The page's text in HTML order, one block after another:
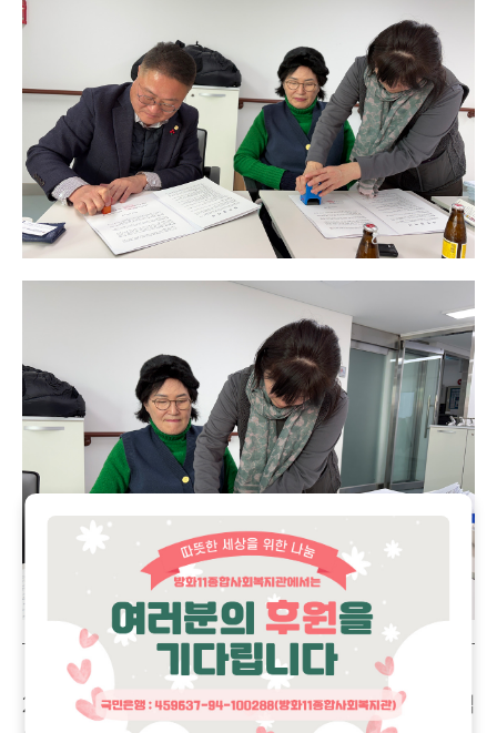
2025년 12월 24일(수) 방화11종합사회복지관은 강서구립